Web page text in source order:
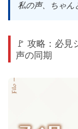
私の声、ちゃ
🚩 攻略：必見
声の同期